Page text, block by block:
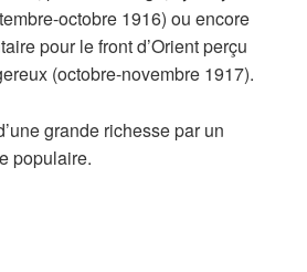
octobre 1916) ou encore
pour le front d’Orient perçu
(octobre-novembre 1917).
grande richesse par un
populaire.